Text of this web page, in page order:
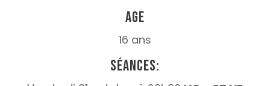
Age
16 ans
Séances: